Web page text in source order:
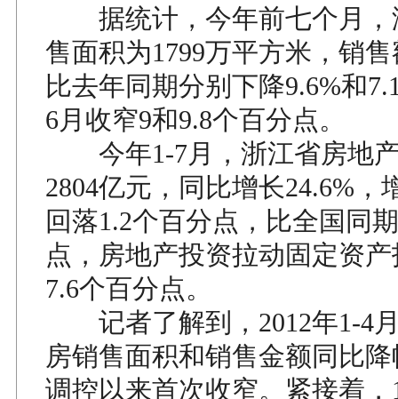
据统计，今年前七个月，
售面积为1799万平方米，销
比去年同期分别下降9.6%和
6月收窄9和9.8个百分点。
今年1-7月，浙江省房地
2804亿元，同比增长24.6%，
回落1.2个百分点，比全国同
点，房地产投资拉动固定资
7.6个百分点。
记者了解到，2012年1-4
房销售面积和销售金额同比
调控以来首次收窄。紧接着